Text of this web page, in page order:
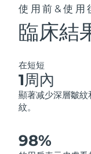
使用前&使用
臨床結
在短短
1周內
顯著减少深層皺紋
紋。
98%
摩納哥
荷蘭
紐西蘭
挪威